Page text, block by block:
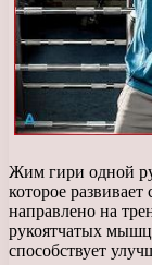
Жим гири одной
которое
направлено на
рукоятчатых
способствует